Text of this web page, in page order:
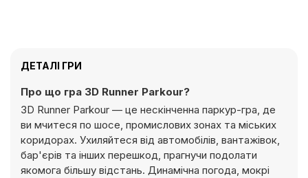
ДЕТАЛІ ГРИ
Про що гра 3D Runner Parkour?
3D Runner Parkour — це нескінченна паркур-гра, де
ви мчитеся по шосе, промислових зонах та міських
коридорах. Ухиляйтеся від автомобілів, вантажівок,
бар'єрів та інших перешкод, прагнучи подолати
якомога більшу відстань. Динамічна погода, мокрі